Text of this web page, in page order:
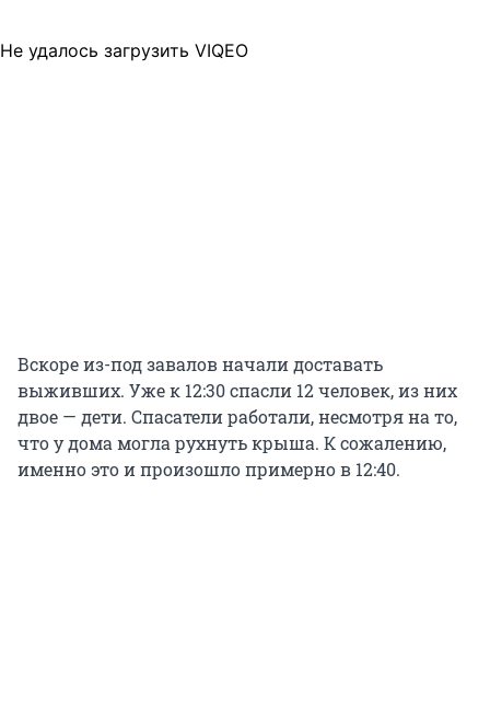
Не удалось загрузить VIQEO
Вскоре из-под завалов начали доставать
выживших. Уже к 12:30 спасли 12 человек, из них
двое — дети. Спасатели работали, несмотря на то,
что у дома могла рухнуть крыша. К сожалению,
именно это и произошло примерно в 12:40.